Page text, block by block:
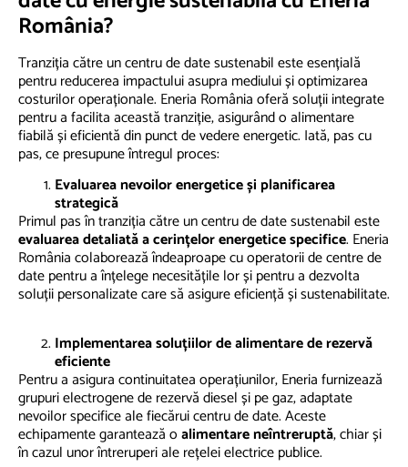
România?
​Tranziția către un centru de date sustenabil este esențială
pentru reducerea impactului asupra mediului și optimizarea
costurilor operaționale. Eneria România oferă soluții integrate
pentru a facilita această tranziție, asigurând o alimentare
fiabilă și eficientă din punct de vedere energetic. Iată, pas cu
pas, ce presupune întregul proces: ​
Evaluarea nevoilor energetice și planificarea
strategică
Primul pas în tranziția către un centru de date sustenabil este
evaluarea detaliată a cerințelor energetice specifice. Eneria
România colaborează îndeaproape cu operatorii de centre de
date pentru a înțelege necesitățile lor și pentru a dezvolta
soluții personalizate care să asigure eficiență și sustenabilitate.
Implementarea soluțiilor de alimentare de rezervă
eficiente
Pentru a asigura continuitatea operațiunilor, Eneria furnizează
grupuri electrogene de rezervă diesel și pe gaz, adaptate
nevoilor specifice ale fiecărui centru de date. Aceste
echipamente garantează oalimentare neîntreruptă, chiar și
în cazul unor întreruperi ale rețelei electrice publice.